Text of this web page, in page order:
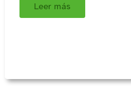
Leer más